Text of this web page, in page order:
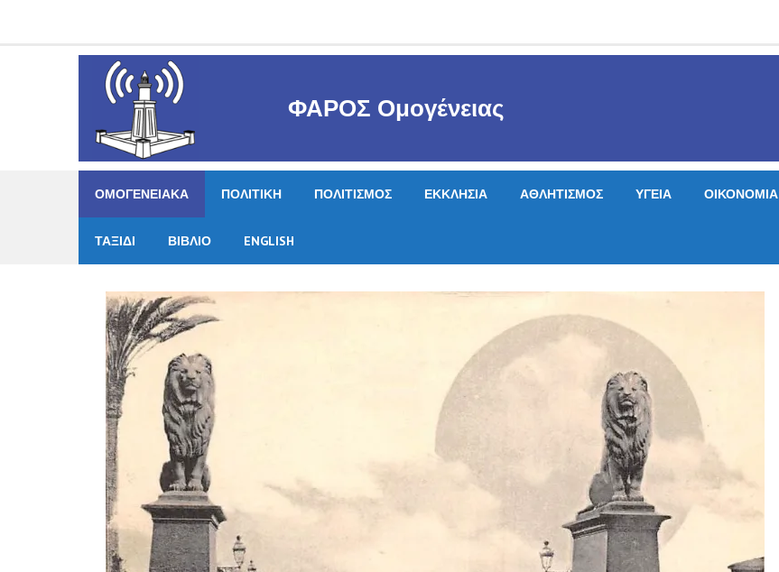
ΦΑΡΟΣ Ομογένειας
ΟΜΟΓΕΝΕΙΑΚΑ ΠΟΛΙΤΙΚΗ ΠΟΛΙΤΙΣΜΟΣ ΕΚΚΛΗΣΙΑ ΑΘΛΗΤΙΣΜΟΣ ΥΓΕΙΑ ΟΙΚΟΝΟΜΙΑ
ΤΑΞΙΔΙ ΒΙΒΛΙΟ ENGLISH